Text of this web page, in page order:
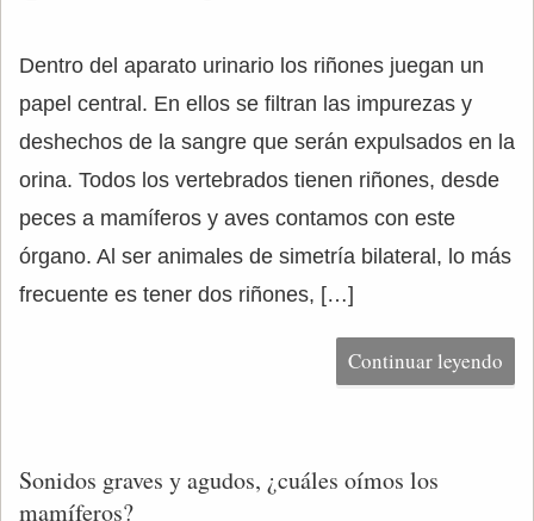
Dentro del aparato urinario los riñones juegan un
papel central. En ellos se filtran las impurezas y
deshechos de la sangre que serán expulsados en la
orina. Todos los vertebrados tienen riñones, desde
peces a mamíferos y aves contamos con este
órgano. Al ser animales de simetría bilateral, lo más
frecuente es tener dos riñones, […]
Continuar leyendo
Sonidos graves y agudos, ¿cuáles oímos los
mamíferos?